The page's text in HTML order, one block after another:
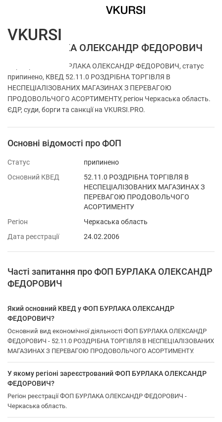
ФОП БУРЛАКА ОЛЕКСАНДР ФЕДОРОВИЧ
Перевірка ФОП БУРЛАКА ОЛЕКСАНДР ФЕДОРОВИЧ, статус
припинено, КВЕД 52.11.0 РОЗДРІБНА ТОРГІВЛЯ В
НЕСПЕЦІАЛІЗОВАНИХ МАГАЗИНАХ З ПЕРЕВАГОЮ
ПРОДОВОЛЬЧОГО АСОРТИМЕНТУ, регіон Черкаська область.
ЄДР, суди, борги та санкції на VKURSI.PRO.
Основні відомості про ФОП
Статус
припинено
Основний КВЕД
52.11.0 РОЗДРІБНА ТОРГІВЛЯ В
НЕСПЕЦІАЛІЗОВАНИХ МАГАЗИНАХ З
ПЕРЕВАГОЮ ПРОДОВОЛЬЧОГО
АСОРТИМЕНТУ
Регіон
Черкаська область
Дата реєстрації
24.02.2006
Часті запитання про ФОП БУРЛАКА ОЛЕКСАНДР
ФЕДОРОВИЧ
Який основний КВЕД у ФОП БУРЛАКА ОЛЕКСАНДР
ФЕДОРОВИЧ?
Основний вид економічної діяльності ФОП БУРЛАКА ОЛЕКСАНДР
ФЕДОРОВИЧ - 52.11.0 РОЗДРІБНА ТОРГІВЛЯ В НЕСПЕЦІАЛІЗОВАНИХ
МАГАЗИНАХ З ПЕРЕВАГОЮ ПРОДОВОЛЬЧОГО АСОРТИМЕНТУ.
У якому регіоні зареєстрований ФОП БУРЛАКА ОЛЕКСАНДР
ФЕДОРОВИЧ?
Регіон реєстрації ФОП БУРЛАКА ОЛЕКСАНДР ФЕДОРОВИЧ -
Черкаська область.
VKURSI